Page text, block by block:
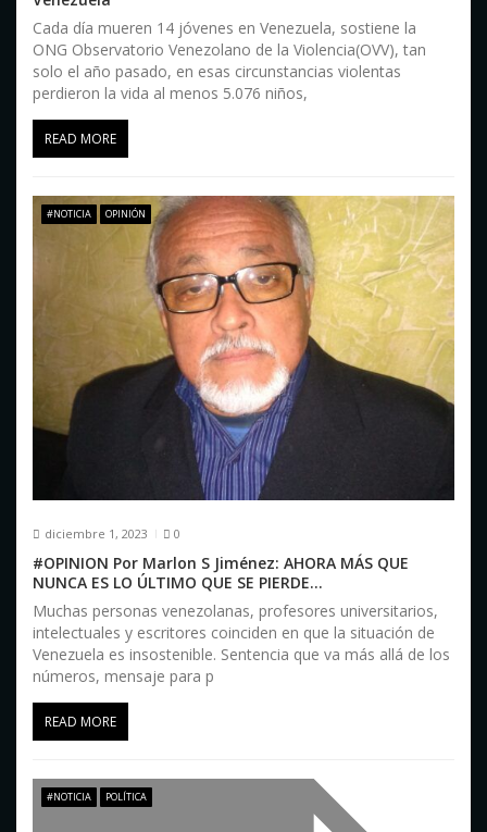
Cada día mueren 14 jóvenes en Venezuela, sostiene la
ONG Observatorio Venezolano de la Violencia(OVV), tan
solo el año pasado, en esas circunstancias violentas
perdieron la vida al menos 5.076 niños,
READ MORE
#NOTICIA OPINIÓN
diciembre 1, 2023 0
#OPINION Por Marlon S Jiménez: AHORA MÁS QUE
NUNCA ES LO ÚLTIMO QUE SE PIERDE…
Muchas personas venezolanas, profesores universitarios,
intelectuales y escritores coinciden en que la situación de
Venezuela es insostenible. Sentencia que va más allá de los
números, mensaje para p
READ MORE
#NOTICIA POLÍTICA